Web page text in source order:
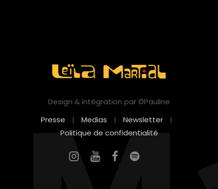
Design & intégration par ©Pauline
Presse
| Medias | Newsletter
|
Politique de confidentialité